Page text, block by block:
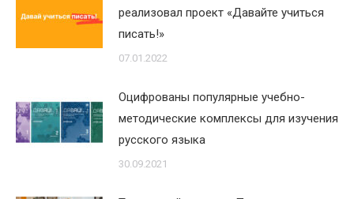
реализовал проект «Давайте учиться
писать!»
07.01.2022
Оцифрованы популярные учебно-
методические комплексы для изучения
русского языка
30.09.2021